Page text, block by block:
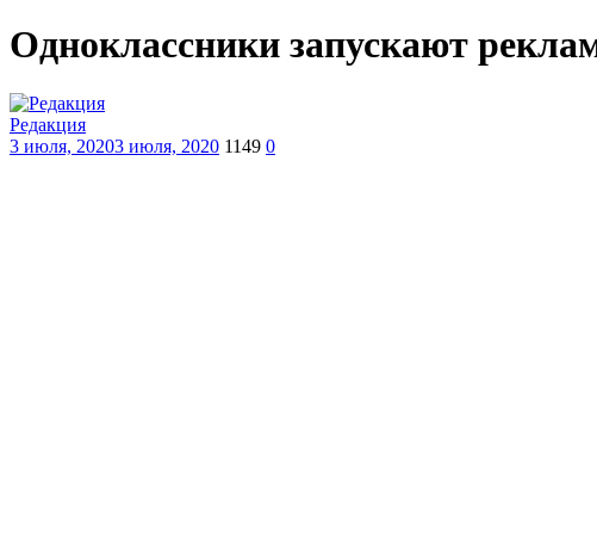
Одноклассники запускают
Редакция
3 июля, 20203 июля, 2020 1149 0